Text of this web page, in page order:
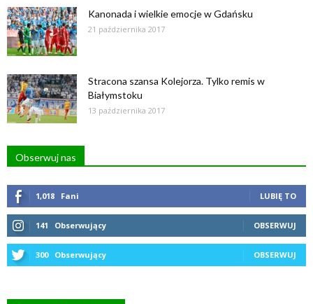
Kanonada i wielkie emocje w Gdańsku
21 października 2017
Stracona szansa Kolejorza. Tylko remis w
Białymstoku
13 października 2017
Obserwuj nas
1,018 Fani LUBIĘ TO
141 Obserwujący OBSERWUJ
300 Obserwujący OBSERWUJ